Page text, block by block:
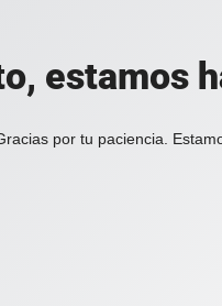
estamos
por tu paciencia.